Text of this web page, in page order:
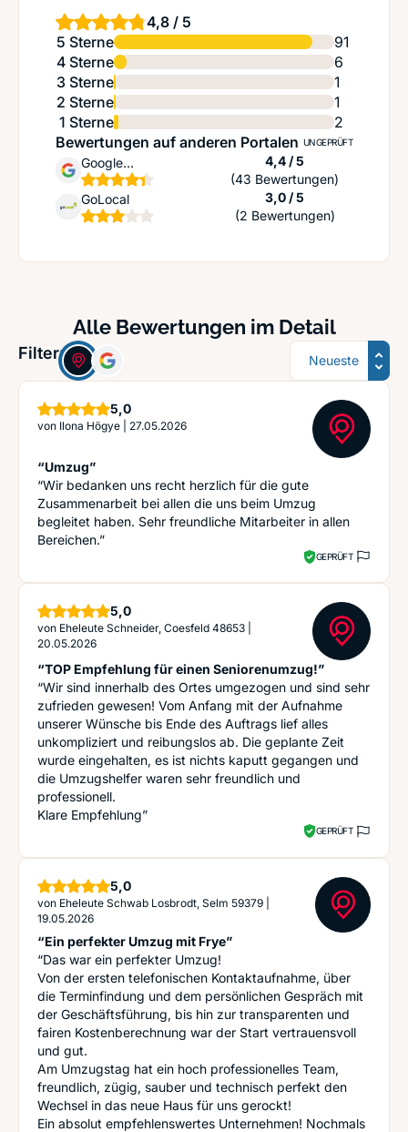
4,8 / 5
5 Sterne
91
4 Sterne
6
3 Sterne
1
2 Sterne
1
1 Sterne
2
Bewertungen auf anderen Portalen UNGEPRÜFT
Google
Unternehmensprofil
4,4 / 5
(43 Bewertungen)
GoLocal
3,0 / 5
(2 Bewertungen)
Alle Bewertungen im Detail
Filter: Sortierung
5,0Sterne
von Ilona Högye 27.05.2026
“Umzug”
“Wir bedanken uns recht herzlich für die gute
Zusammenarbeit bei allen die uns beim Umzug
begleitet haben. Sehr freundliche Mitarbeiter in allen
Bereichen.”
GEPRÜFT
5,0Sterne
von Eheleute Schneider, Coesfeld 48653
20.05.2026
“TOP Empfehlung für einen Seniorenumzug!”
“Wir sind innerhalb des Ortes umgezogen und sind sehr
zufrieden gewesen! Vom Anfang mit der Aufnahme
unserer Wünsche bis Ende des Auftrags lief alles
unkompliziert und reibungslos ab. Die geplante Zeit
wurde eingehalten, es ist nichts kaputt gegangen und
die Umzugshelfer waren sehr freundlich und
professionell.
Klare Empfehlung”
GEPRÜFT
5,0Sterne
von Eheleute Schwab Losbrodt, Selm 59379
19.05.2026
“Ein perfekter Umzug mit Frye”
“Das war ein perfekter Umzug!
Von der ersten telefonischen Kontaktaufnahme, über
die Terminfindung und dem persönlichen Gespräch mit
der Geschäftsführung, bis hin zur transparenten und
fairen Kostenberechnung war der Start vertrauensvoll
und gut.
Am Umzugstag hat ein hoch professionelles Team,
freundlich, zügig, sauber und technisch perfekt den
Wechsel in das neue Haus für uns gerockt!
Ein absolut empfehlenswertes Unternehmen! Nochmals